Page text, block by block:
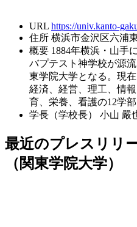
URL https://univ.kanto-
住所 横浜市金沢区六浦
概要 1884年横浜・山手
バプテスト神学校が源
東学院大学となる。現
経済、経営、理工、情
育、栄養、看護の12学
学長（学校長）
小山 嚴
最近のプレスリリ
（関東学院大学）